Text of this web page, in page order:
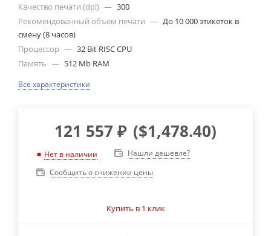
Качество печати (dpi) — 300
Рекомендованный объем печати — До 10 000 этикеток в
смену (8 часов)
Процессор — 32 Bit RISC CPU
Память — 512 Mb RAM
Все характеристики
121 557 ₽ ($1,478.40)
Нет в наличии
Нашли дешевле?
Сообщить о снижении цены
Купить в 1 клик